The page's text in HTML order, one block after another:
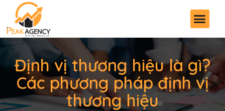
Định vị thương hiệu là gì?
Các phương pháp định vị
thương hiệu